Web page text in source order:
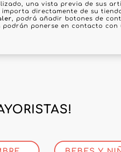
una vista previa de sus
directamente de su
, podrá añadir botones de
ponerse en contacto con